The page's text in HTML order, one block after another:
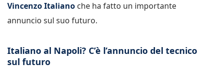
Vincenzo Italiano che ha fatto un importante
annuncio sul suo futuro.
Italiano al Napoli? C’è l’annuncio del tecnico
sul futuro